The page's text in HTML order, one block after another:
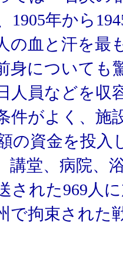
1905年から
の血と汗を最
身についても
人員などを収
件がよく、施
の資金を投入
講堂、病院、
れた969人
で拘束された